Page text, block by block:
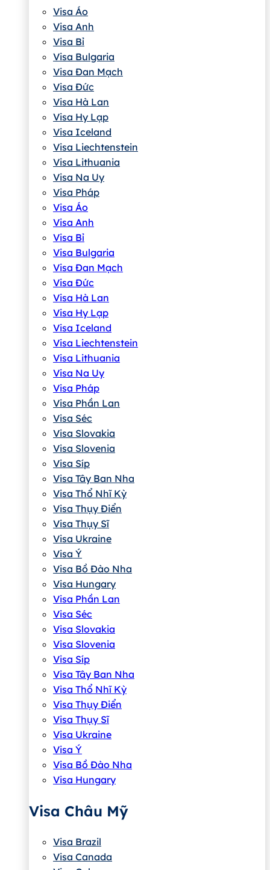
Visa Áo
Visa Anh
Visa Bỉ
Visa Bulgaria
Visa Đan Mạch
Visa Đức
Visa Hà Lan
Visa Hy Lạp
Visa Iceland
Visa Liechtenstein
Visa Lithuania
Visa Na Uy
Visa Pháp
Visa Áo
Visa Anh
Visa Bỉ
Visa Bulgaria
Visa Đan Mạch
Visa Đức
Visa Hà Lan
Visa Hy Lạp
Visa Iceland
Visa Liechtenstein
Visa Lithuania
Visa Na Uy
Visa Pháp
Visa Phần Lan
Visa Séc
Visa Slovakia
Visa Slovenia
Visa Síp
Visa Tây Ban Nha
Visa Thổ Nhĩ Kỳ
Visa Thụy Điển
Visa Thụy Sĩ
Visa Ukraine
Visa Ý
Visa Bồ Đào Nha
Visa Hungary
Visa Phần Lan
Visa Séc
Visa Slovakia
Visa Slovenia
Visa Síp
Visa Tây Ban Nha
Visa Thổ Nhĩ Kỳ
Visa Thụy Điển
Visa Thụy Sĩ
Visa Ukraine
Visa Ý
Visa Bồ Đào Nha
Visa Hungary
Visa Châu Mỹ
Visa Brazil
Visa Canada